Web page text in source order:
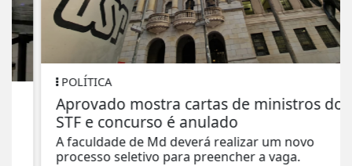
POLÍTICA
Aprovado mostra cartas de ministros do
STF e concurso é anulado
A faculdade de Md deverá realizar um novo
processo seletivo para preencher a vaga.